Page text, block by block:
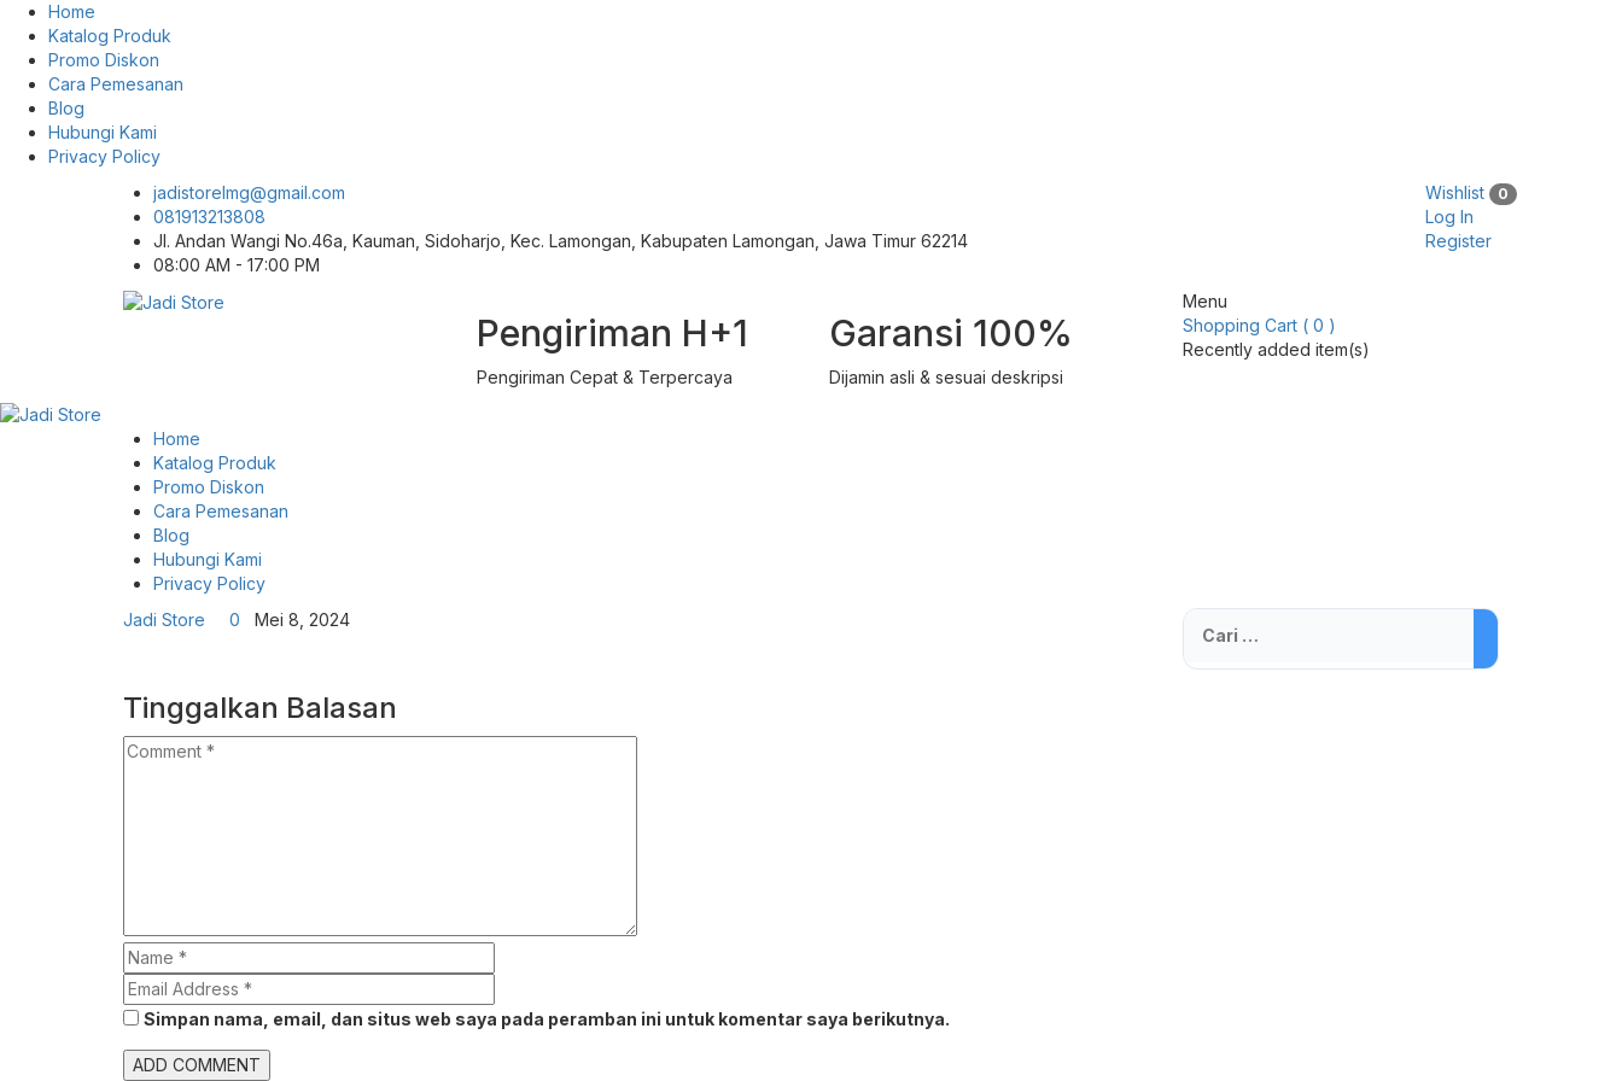
Home
Katalog Produk
Promo Diskon
Cara Pemesanan
Blog
Hubungi Kami
Privacy Policy
jadistorelmg@gmail.com
081913213808
Jl. Andan Wangi No.46a, Kauman, Sidoharjo, Kec. Lamongan, Kabupaten Lamongan, Jawa Timur 62214
08:00 AM - 17:00 PM
Wishlist 0
Log In
Register
Pengiriman H+1
Pengiriman Cepat & Terpercaya
Garansi 100%
Dijamin asli & sesuai deskripsi
Menu
Shopping Cart ( 0 )
Recently added item(s)
Home
Katalog Produk
Promo Diskon
Cara Pemesanan
Blog
Hubungi Kami
Privacy Policy
Jadi Store
0 Mei 8, 2024
Tinggalkan Balasan
Simpan nama, email, dan situs web saya pada peramban ini untuk komentar saya berikutnya.
Cari
untuk: